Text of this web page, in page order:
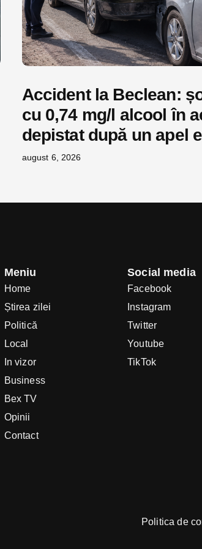
Accident la Beclean:
cu 0,74 mg/l alcool în
depistat după un apel
august 6, 2026
Meniu
Home
Știrea zilei
Politică
Local
In vizor
Business
Bex TV
Opinii
Contact
Social media
Facebook
Instagram
Twitter
Youtube
TikTok
Politica de